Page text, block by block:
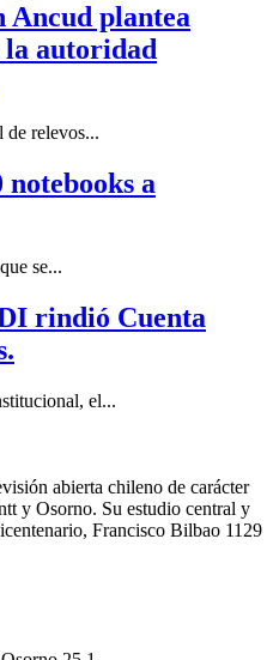
Ancud plantea
la autoridad
de relevos...
notebooks a
se...
rindió Cuenta
el...
abierta chileno de carácter
y Osorno. Su estudio central y
Francisco Bilbao 1129